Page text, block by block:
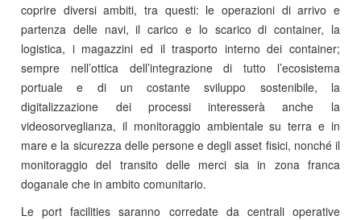
coprire diversi ambiti, tra questi: le operazioni di arrivo e
partenza delle navi, il carico e lo scarico di container, la
logistica, i magazzini ed il trasporto interno dei container;
sempre nell’ottica dell’integrazione di tutto l’ecosistema
portuale e di un costante sviluppo sostenibile, la
digitalizzazione dei processi interesserà anche la
videosorveglianza, il monitoraggio ambientale su terra e in
mare e la sicurezza delle persone e degli asset fisici, nonché il
monitoraggio del transito delle merci sia in zona franca
doganale che in ambito comunitario.
Le port facilities saranno corredate da centrali operative